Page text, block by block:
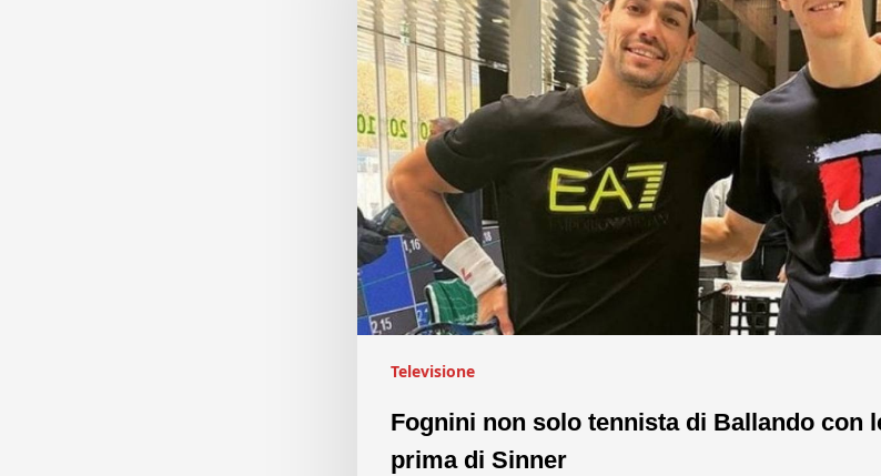
Televisione
Fognini non solo tennista di Ballando con
prima di Sinner